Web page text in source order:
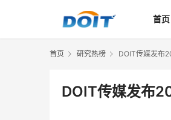
首页
首页 研究热榜 DOIT传媒发布
DOIT传媒发布